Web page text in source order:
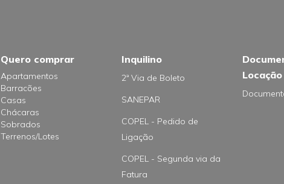
Quero comprar
Apartamentos
Barracões
Casas
Chácaras
Sobrados
Terrenos/Lotes
Inquilino
2ª Via de Boleto
SANEPAR
COPEL - Pedido de
Ligação
COPEL - Segunda via da
Fatura
Locação